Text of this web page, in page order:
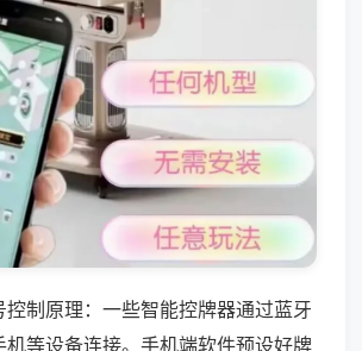
控制原理：一些智能控牌器通过蓝牙
机等设备连接。手机端软件预设好牌